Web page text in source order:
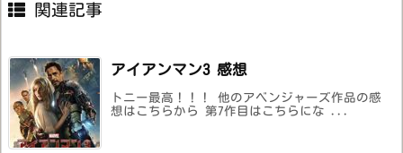
関連記事
アイアンマン3 感想
トニー最高！！！ 他のアベンジャーズ作品の感
想はこちらから 第7作目はこちらにな ...